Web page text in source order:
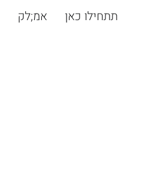
תתחילו כאן אמ;לק